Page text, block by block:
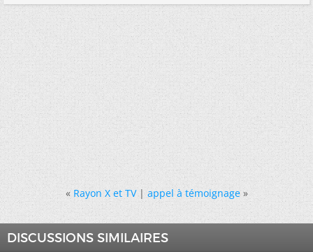
« Rayon X et TV|appel à témoignage »
DISCUSSIONS SIMILAIRES